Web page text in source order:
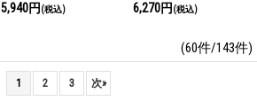
5,940円 (税込) 6,270円 (税込)
(60件/143件)
1 2 3 次»